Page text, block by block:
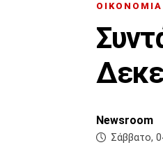
ΟΙΚΟΝΟΜΙΑ
Newsroom
Σάββατο,